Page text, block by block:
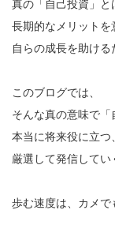
真の「自己投資」と
長期的なメリットを
自らの成長を助ける
このブログでは、
そんな真の意味で「
本当に将来役に立つ
厳選して発信してい
歩む速度は、カメで